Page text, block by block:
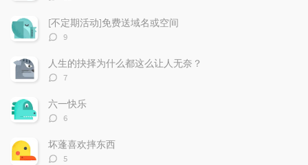
数：
[不定期活动]免费送域名或空间
评
数：
9
人生的抉择为什么都这么让人无奈？
评
数：
7
六一快乐
评
数：
6
坏蓬喜欢摔东西
评
5